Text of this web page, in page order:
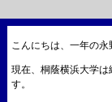
こんにちは、一年の永
現在、桐蔭横浜大学
す。